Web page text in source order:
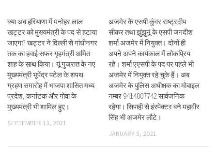
क्या अब हरियाणा में मनोहर लाल
खट्टर को मुख्यमंत्री के पद से हटाया
जाएगा? खट्टर ने दिल्ली से गांधीनगर
तक का हवाई सफर गृहमंत्री अमित
शाह के साथ किया। यूं गुजरात के नए
मुख्यमंत्री भूपेंद्र पटेल के शपथ
ग्रहण समारोह में भाजपा शासित मध्य
प्रदेश, कर्नाटक और गोवा के
मुख्यमंत्री भी शामिल हुए।
SEPTEMBER 13, 2021
अजमेर के एसपी कुंवर राष्ट्रदीप
सीकर तथा झुंझुनूं के एसपी जगदीश
शर्मा अजमेर में नियुक्त। दोनों ही
अपने अपने कार्यकाल में लोकप्रिय
रहे। शर्मा एएसपी के पद पर पहले भी
अजमेर में नियुक्त रहे चुके हैं। अब
अजमेर के पुलिस अधीक्षक का मोबाइल
नम्बर 9414007742 सार्वजनिक
रहेगा। सिपाही से इंस्पेक्टर बने महावीर
सिंह भी अजमेर लौटे।
JANUARY 5, 2021